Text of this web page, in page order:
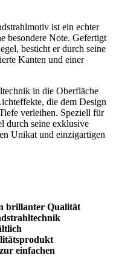
ist ein echter
besondere Note. Gefertigt
besticht er durch seine
Kanten und einer
in die Oberfläche
die dem Design
verleihen. Speziell für
durch seine exklusive
Unikat und einzigartigen
brillanter Qualität
einfachen